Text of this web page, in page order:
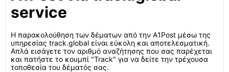
service
Η παρακολούθηση των δέματων από την A1Post μέσω της
υπηρεσίας track.global είναι εύκολη και αποτελεσματική.
Απλά εισάγετε τον αριθμό αναζήτησης που σας παρέχεται
και πατήστε το κουμπί "Track" για να δείτε την τρέχουσα
τοποθεσία του δέματός σας.